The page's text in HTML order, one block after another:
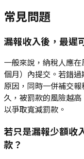
常見問題
漏報收入後，最遲
一般來說，納稅人應
個月）內提交。若錯
原因，同時一併補交
久，被罰款的風險越
以爭取寬減罰款。
若只是漏報少額收
款？